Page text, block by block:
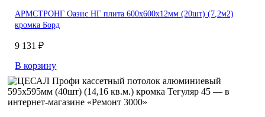
АРМСТРОНГ Оазис НГ плита 600х600х12мм (20шт) (7,2м2)
кромка Борд
9 131 ₽
В корзину